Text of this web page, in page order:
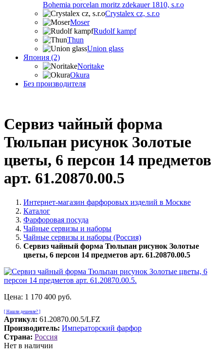
Bohemia porcelan moritz zdekauer 1810, s.r.o
Crystalex cz, s.r.o
Moser
Rudolf kampf
Thun
Union glass
Япония (2)
Noritake
Okura
Без производителя
Сервиз чайный форма
Тюльпан рисунок Золотые
цветы, 6 персон 14 предметов
арт. 61.20870.00.5
Интернет-магазин фарфоровых изделий в Москве
Каталог
Фарфоровая посуда
Чайные сервизы и наборы
Чайные сервизы и наборы (Россия)
Сервиз чайный форма Тюльпан рисунок Золотые
цветы, 6 персон 14 предметов арт. 61.20870.00.5
Цена: 1 170 400 руб.
[ Нашли дешевле? ]
Артикул: 61.20870.00.5/LFZ
Производитель: Императорский фарфор
Страна: Россия
Нет в наличии